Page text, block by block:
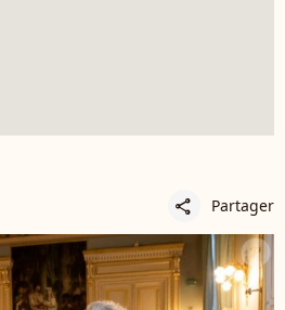
share Partager